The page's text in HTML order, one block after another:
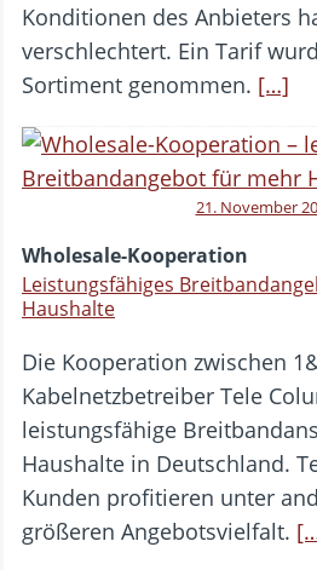
Konditionen des Anbieters
verschlechtert. Ein Tarif
Sortiment genommen. […]
21. November
Wholesale-Kooperation
Leistungsfähiges
Haushalte
Die Kooperation zwischen
Kabelnetzbetreiber Tele
leistungsfähige
Haushalte in Deutschland.
Kunden profitieren unter
größeren Angebotsvielfalt.